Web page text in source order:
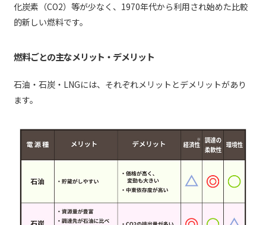
化炭素（CO2）等が少なく、1970年代から利用され始めた比較
的新しい燃料です。
燃料ごとの主なメリット・デメリット
石油・石炭・LNGには、それぞれメリットとデメリットがあり
ます。